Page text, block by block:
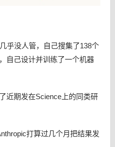
乎没人管，自己搜集了138个
自己设计并训练了一个机器
近期发在Science上的同类研
打算过几个月把结果发